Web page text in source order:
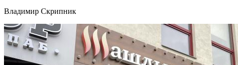
Владимир Скрипник